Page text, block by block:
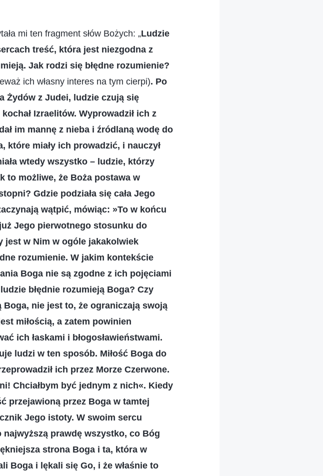
mi ten fragment słów Bożych: „Ludzie
treść, która jest niezgodna z
Jak rodzi się błędne rozumienie?
ich własny interes na tym cierpi). Po
Żydów z Judei, ludzie czują się
Izraelitów. Wyprowadził ich z
im mannę z nieba i źródlaną wodę do
które miały ich prowadzić, i nauczył
wtedy wszystko – ludzie, którzy
to możliwe, że Boża postawa w
Gdzie podziała się cała Jego
wątpić, mówiąc: »To w końcu
Jego pierwotnego stosunku do
jest w Nim w ogóle jakakolwiek
rozumienie. W jakim kontekście
Boga nie są zgodne z ich pojęciami
błędnie rozumieją Boga? Czy
nie jest to, że ograniczają swoją
miłością, a zatem powinien
ich łaskami i błogosławieństwami.
ludzi w ten sposób. Miłość Boga do
ich przez Morze Czerwone.
Chciałbym być jednym z nich«. Kiedy
przejawioną przez Boga w tamtej
Jego istoty. W swoim sercu
prawdę wszystko, co Bóg
strona Boga i ta, która w
Boga i lękali się Go, i że właśnie to